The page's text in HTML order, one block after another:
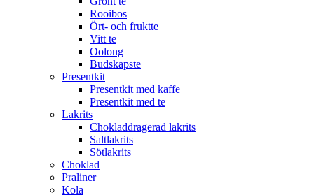
Rooibos
Ört- och fruktte
Vitt te
Oolong
Budskapste
Presentkit
Presentkit med kaffe
Presentkit med te
Lakrits
Chokladdragerad lakrits
Saltlakrits
Sötlakrits
Choklad
Praliner
Kola